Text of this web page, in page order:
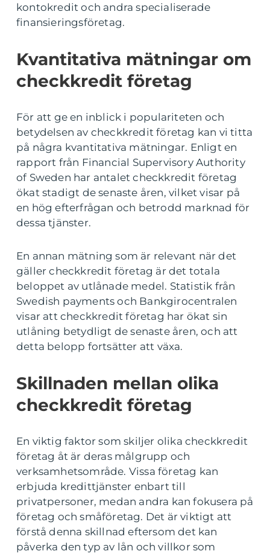
kontokredit och andra specialiserade
finansieringsföretag.
Kvantitativa mätningar om
checkkredit företag
För att ge en inblick i populariteten och
betydelsen av checkkredit företag kan vi titta
på några kvantitativa mätningar. Enligt en
rapport från Financial Supervisory Authority
of Sweden har antalet checkkredit företag
ökat stadigt de senaste åren, vilket visar på
en hög efterfrågan och betrodd marknad för
dessa tjänster.
En annan mätning som är relevant när det
gäller checkkredit företag är det totala
beloppet av utlånade medel. Statistik från
Swedish payments och Bankgirocentralen
visar att checkkredit företag har ökat sin
utlåning betydligt de senaste åren, och att
detta belopp fortsätter att växa.
Skillnaden mellan olika
checkkredit företag
En viktig faktor som skiljer olika checkkredit
företag åt är deras målgrupp och
verksamhetsområde. Vissa företag kan
erbjuda kredittjänster enbart till
privatpersoner, medan andra kan fokusera på
företag och småföretag. Det är viktigt att
förstå denna skillnad eftersom det kan
påverka den typ av lån och villkor som